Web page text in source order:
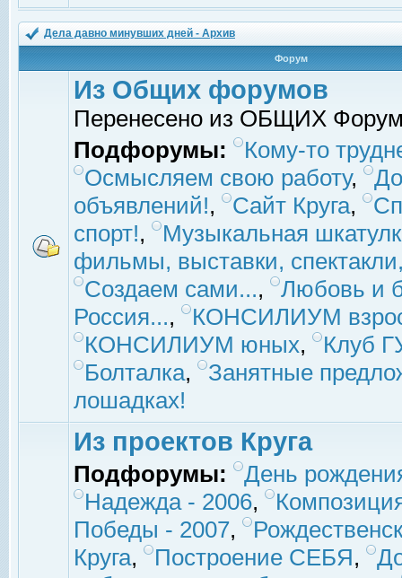
Дела давно минувших дней - Архив
Форум
Из Общих форумов
Перенесено из ОБЩИХ
Подфорумы:
Кому-то
Осмысляем свою работу,
объявлений!, Сайт Круга,
спорт!,
Музыкальная
фильмы, выставки,
Создаем сами...,
Любовь и
Россия...,
КОНСИЛИУМ
КОНСИЛИУМ юных,
Клуб
Болталка,
Занятные
лошадках!
Из проектов Круга
Подфорумы:
День
Надежда - 2006,
Победы - 2007,
Круга, Построение СЕБЯ,